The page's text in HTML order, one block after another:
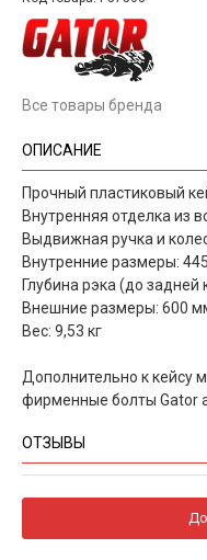
Все товары бренда
ОПИСАНИЕ
Прочный пластиковый
Внутренняя отделка из
Выдвижная ручка и
Внутренние размеры:
Глубина рэка (до
Внешние размеры: 600
Вес: 9,53 кг
Дополнительно к кейсу
фирменные болты Gator
ОТЗЫВЫ